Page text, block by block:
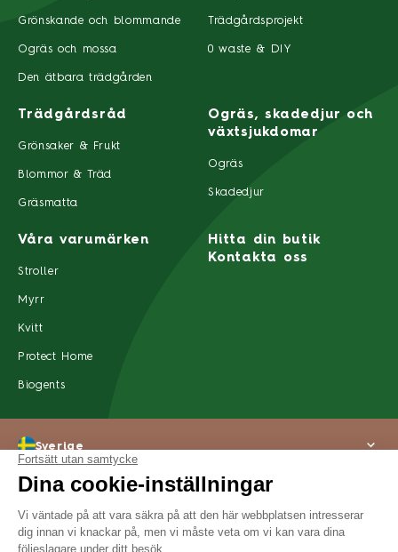
Grönskande och blommande
Ogräs och mossa
Den ätbara trädgården
Trädgårdsprojekt
0 waste & DIY
Trädgårdsråd
Grönsaker & Frukt
Blommor & Träd
Gräsmatta
Ogräs, skadedjur och
växtsjukdomar
Ogräs
Skadedjur
Våra varumärken
Stroller
Myrr
Kvitt
Protect Home
Biogents
Hitta din butik
Kontakta oss
Om ossRättsligt meddelandeIntegritetspolicy
©2022 SBM Life Science Alla rättigheter förbehållna
Sverige